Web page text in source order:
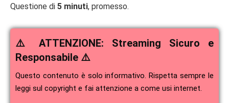
Questione di 5 minuti, promesso.
⚠️ ATTENZIONE: Streaming Sicuro e
Responsabile ⚠️
Questo contenuto è solo informativo. Rispetta sempre le
leggi sul copyright e fai attenzione a come usi internet.